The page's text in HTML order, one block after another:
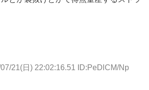
21(日) 22:02:16.51 ID:PeDlCM/Np